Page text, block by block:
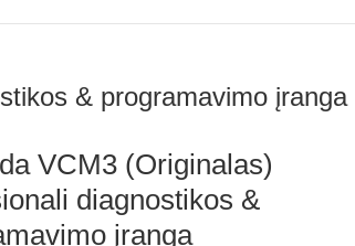
& programavimo įranga
VCM3 (Originalas)
diagnostikos &
įranga